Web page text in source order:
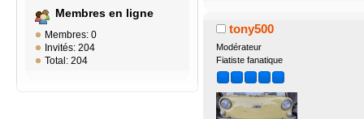
Membres en ligne
Membres: 0
Invités: 204
Total: 204
tony500
Modérateur
Fiatiste fanatique